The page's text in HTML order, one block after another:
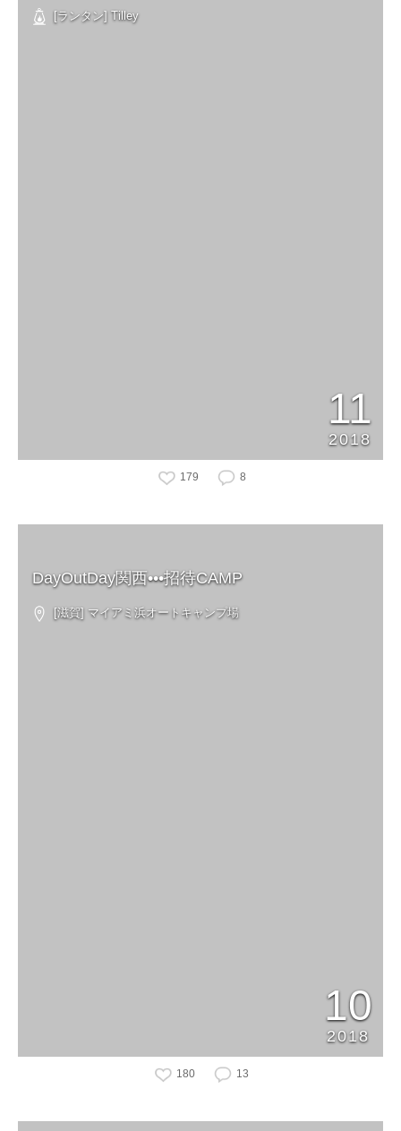
[ランタン] Tilley
11
2018
179 8
DayOutDay関西•••招待CAMP
[滋賀] マイアミ浜オートキャンプ場
10
2018
180 13